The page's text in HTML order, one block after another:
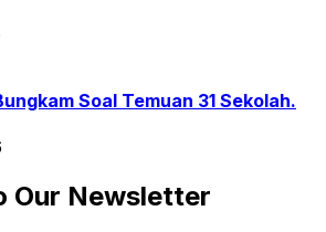
Soal Temuan 31 Sekolah.
Our Newsletter